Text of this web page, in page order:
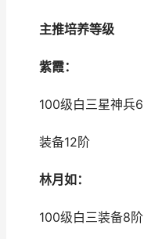
主推培养等级
紫霞：
100级白三星神兵6
装备12阶
林月如：
100级白三装备8阶